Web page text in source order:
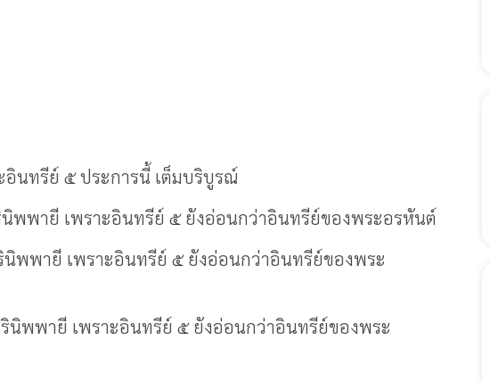
นทรีย์ ๕ ประการนี้ เต็มบริบูรณ์
พพายี เพราะอินทรีย์ ๕ ยังอ่อนกว่าอินทรีย์ของพระอรหันต์
พพายี เพราะอินทรีย์ ๕ ยังอ่อนกว่าอินทรีย์ของพระ
นิพพายี เพราะอินทรีย์ ๕ ยังอ่อนกว่าอินทรีย์ของพระ